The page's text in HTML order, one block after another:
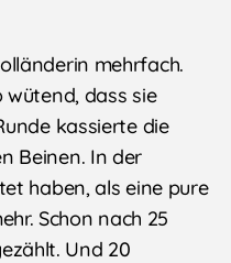
mehrfach.
dass sie
kassierte die
Beinen. In der
haben, als eine pure
Schon nach 25
Und 20